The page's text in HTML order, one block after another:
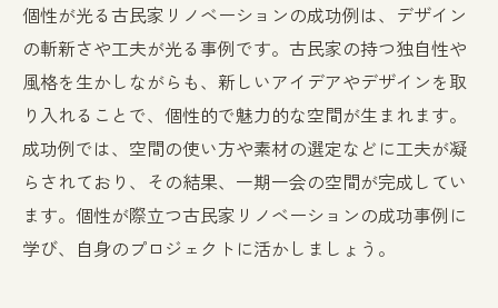
個性が光る古民家リノベーションの成功例は、デザイン
の斬新さや工夫が光る事例です。古民家の持つ独自性や
風格を生かしながらも、新しいアイデアやデザインを取
り入れることで、個性的で魅力的な空間が生まれます。
成功例では、空間の使い方や素材の選定などに工夫が凝
らされており、その結果、一期一会の空間が完成してい
ます。個性が際立つ古民家リノベーションの成功事例に
学び、自身のプロジェクトに活かしましょう。